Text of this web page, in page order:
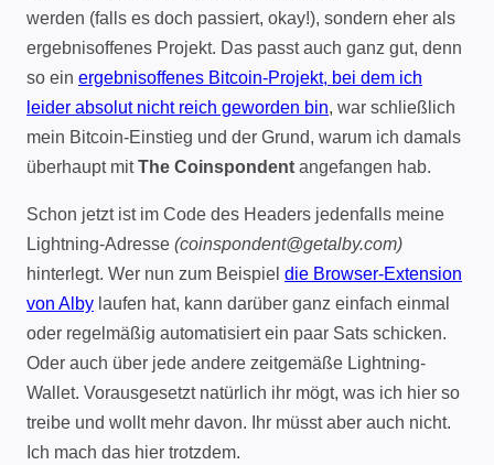
werden (falls es doch passiert, okay!), sondern eher als
ergebnisoffenes Projekt. Das passt auch ganz gut, denn
so ein ergebnisoffenes Bitcoin-Projekt, bei dem ich
leider absolut nicht reich geworden bin, war schließlich
mein Bitcoin-Einstieg und der Grund, warum ich damals
überhaupt mitThe Coinspondent angefangen hab.
Schon jetzt ist im Code des Headers jedenfalls meine
Lightning-Adresse (coinspondent@getalby.com)
hinterlegt. Wer nun zum Beispiel die Browser-Extension
von Alby laufen hat, kann darüber ganz einfach einmal
oder regelmäßig automatisiert ein paar Sats schicken.
Oder auch über jede andere zeitgemäße Lightning-
Wallet. Vorausgesetzt natürlich ihr mögt, was ich hier so
treibe und wollt mehr davon. Ihr müsst aber auch nicht.
Ich mach das hier trotzdem.